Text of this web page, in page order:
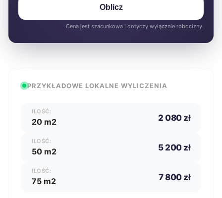
Oblicz
Cena jest szacunkowa i dotyczy wyłącznie robocizny.
PRZYKŁADOWE LOKALNE WYLICZENIA
ILOŚĆ:
20 m2 2 080 zł
ILOŚĆ:
50 m2 5 200 zł
ILOŚĆ:
75 m2 7 800 zł